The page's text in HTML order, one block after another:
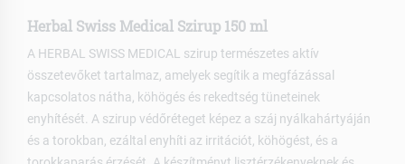
Herbal Swiss Medical Szirup 150 ml
A HERBAL SWISS MEDICAL szirup természetes aktív
összetevőket tartalmaz, amelyek segítik a megfázással
kapcsolatos nátha, köhögés és rekedtség tüneteinek
enyhítését. A szirup védőréteget képez a száj nyálkahártyáján
és a torokban, ezáltal enyhíti az irritációt, köhögést, és a